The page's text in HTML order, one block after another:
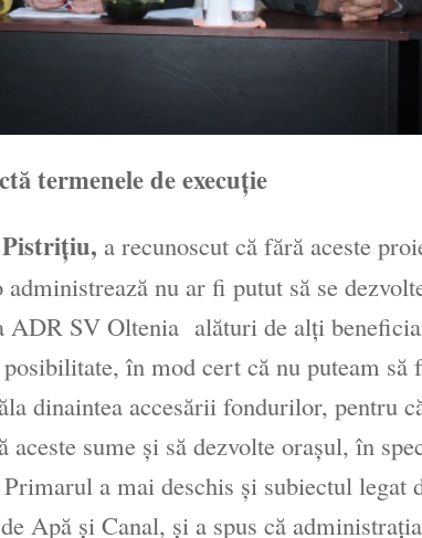
termenele de execuţie
a recunoscut că fără aceste
nu ar fi putut să se
ADR SV Oltenia alături de alţi
în mod cert că nu puteam
dinaintea accesării fondurilor, pentru
sume şi să dezvolte oraşul, în
a mai deschis şi subiectul legat
Apă şi Canal, şi a spus că